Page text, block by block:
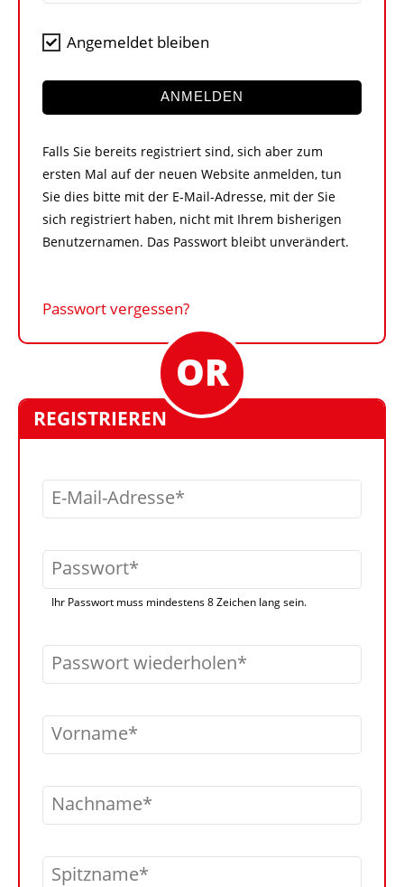
KONTAKT
Angemeldet bleiben
ANMELDEN
Falls Sie bereits registriert sind, sich aber zum
ersten Mal auf der neuen Website anmelden, tun
Sie dies bitte mit der E-Mail-Adresse, mit der Sie
sich registriert haben, nicht mit Ihrem bisherigen
Benutzernamen. Das Passwort bleibt unverändert.
Passwort vergessen?
REGISTRIEREN
E-Mail-Adresse
Passwort
Ihr Passwort muss mindestens 8 Zeichen lang sein.
Passwort wiederholen
Vorname
Nachname
Spitzname